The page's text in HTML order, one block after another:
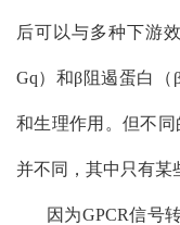
后可以与多种下游
Gq）和β阻遏蛋白（
和生理作用。但不
并不同，其中只有某
因为GPCR信号